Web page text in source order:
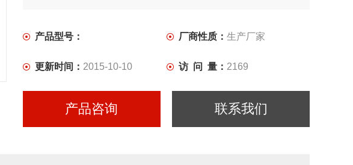
产品型号： 厂商性质： 生产厂家
更新时间： 2015-10-10 访 问 量： 2169
产品咨询 联系我们